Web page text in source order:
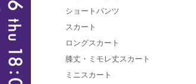
ショートパンツ
スカート
ロングスカート
膝丈・ミモレ丈スカート
ミニスカート